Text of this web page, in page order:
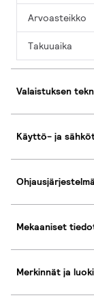
Arvoasteikko
Takuuaika
Valaistuksen
Käyttö- ja
Mekaaniset
Merkinnät ja